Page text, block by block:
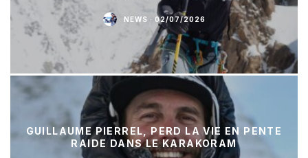
NEWS · 02/07/2026
GUILLAUME PIERREL, PERD LA VIE EN PENTE
RAIDE DANS LE KARAKORAM